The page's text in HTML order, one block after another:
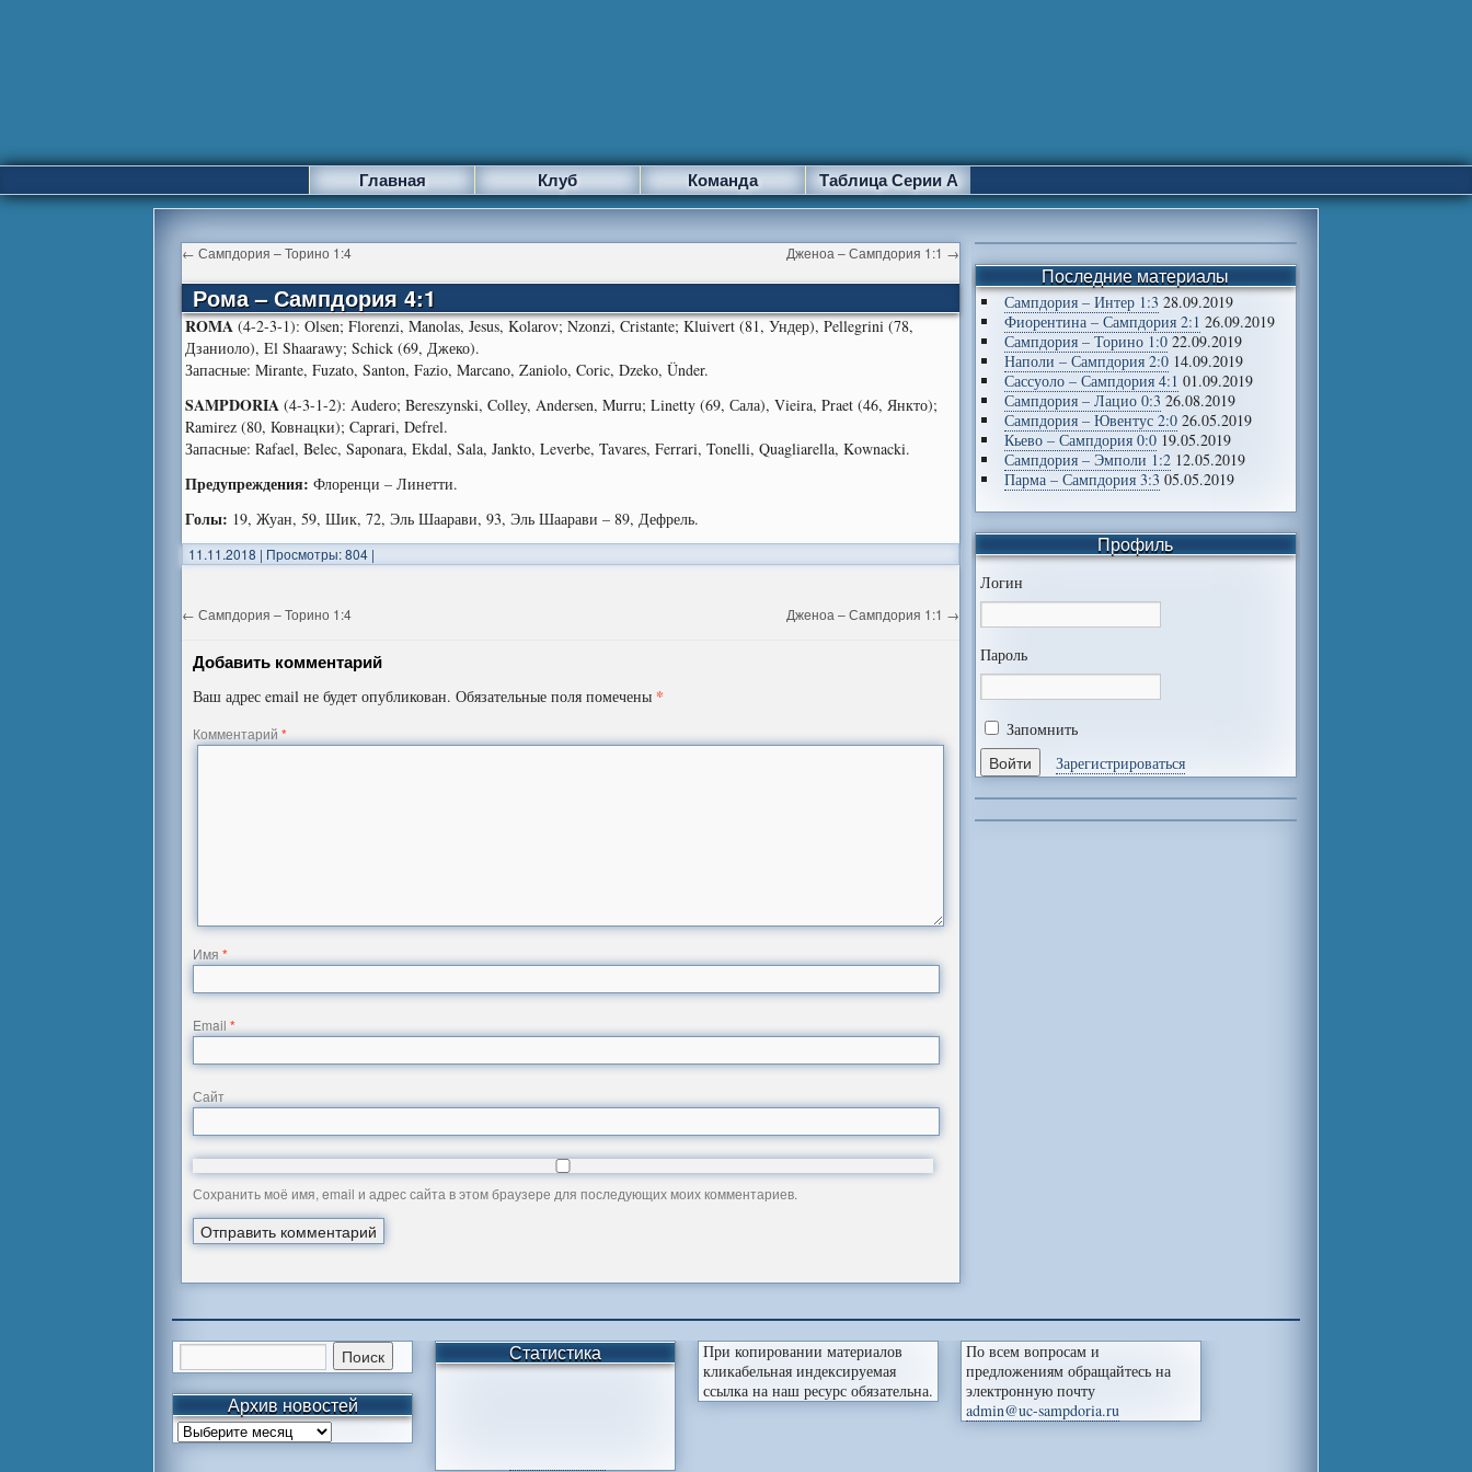
Главная Клуб Команда Таблица Серии А
← Сампдория – Торино 1:4 Дженоа – Сампдория 1:1 →
Рома – Сампдория 4:1
ROMA(4-2-3-1): Olsen; Florenzi, Manolas, Jesus, Kolarov; Nzonzi, Cristante; Kluivert (81, Ундер), Pellegrini (78,
Дзаниоло), El Shaarawy; Schick (69, Джеко).
Запасные: Mirante, Fuzato, Santon, Fazio, Marcano, Zaniolo, Coric, Dzeko, Ünder.
SAMPDORIA (4-3-1-2): Audero; Bereszynski, Colley, Andersen, Murru; Linetty (69, Сала), Vieira, Praet (46, Янкто);
Ramirez (80, Ковнацки); Caprari, Defrel.
Запасные: Rafael, Belec, Saponara, Ekdal, Sala, Jankto, Leverbe, Tavares, Ferrari, Tonelli, Quagliarella, Kownacki.
Предупреждения: Флоренци – Линетти.
Голы: 19, Жуан, 59, Шик, 72, Эль Шаарави, 93, Эль Шаарави – 89, Дефрель.
11.11.2018 | Просмотры: 804 |
← Сампдория – Торино 1:4 Дженоа – Сампдория 1:1 →
Добавить комментарий
Ваш адрес email не будет опубликован. Обязательные поля помечены *
Комментарий*
Имя*
Email*
Сайт
Сохранить моё имя, email и адрес сайта в этом браузере для последующих моих комментариев.
Последние материалы
Сампдория – Интер 1:3 28.09.2019
Фиорентина – Сампдория 2:1 26.09.2019
Сампдория – Торино 1:0 22.09.2019
Наполи – Сампдория 2:0 14.09.2019
Сассуоло – Сампдория 4:1 01.09.2019
Сампдория – Лацио 0:3 26.08.2019
Сампдория – Ювентус 2:0 26.05.2019
Кьево – Сампдория 0:0 19.05.2019
Сампдория – Эмполи 1:2 12.05.2019
Парма – Сампдория 3:3 05.05.2019
Профиль
Логин
Пароль
Запомнить
Зарегистрироваться
Архив новостей
Статистика
При копировании материалов
кликабельная индексируемая
ссылка на наш ресурс обязательна.
По всем вопросам и
предложениям обращайтесь на
электронную почту
admin@uc-sampdoria.ru